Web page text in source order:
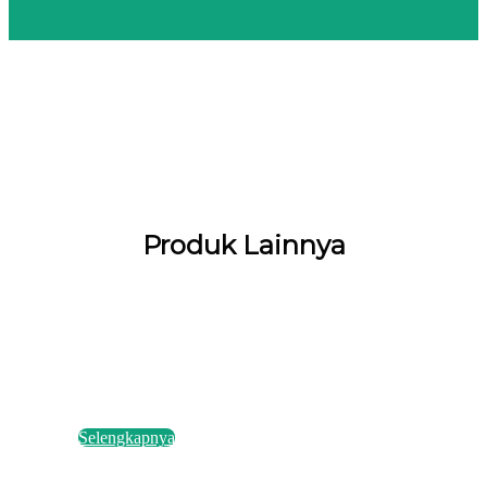
Produk Lainnya
Selengkapnya